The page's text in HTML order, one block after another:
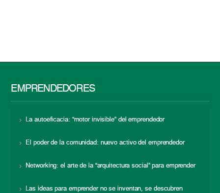
EMPRENDEDORES
La autoeficacia: “motor invisible” del emprendedor
El poder de la comunidad: nuevo activo del emprendedor
Networking: el arte de la “arquitectura social” para emprender
Las ideas para emprender no se inventan, se descubren